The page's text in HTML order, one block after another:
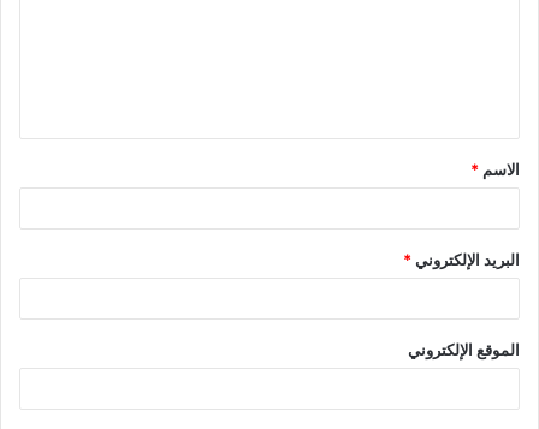
ق
*
الاسم *
البريد الإلكتروني*
الموقع الإلكتروني